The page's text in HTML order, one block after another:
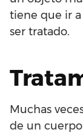
tiene que ir
ser tratado.
Muchas
de un